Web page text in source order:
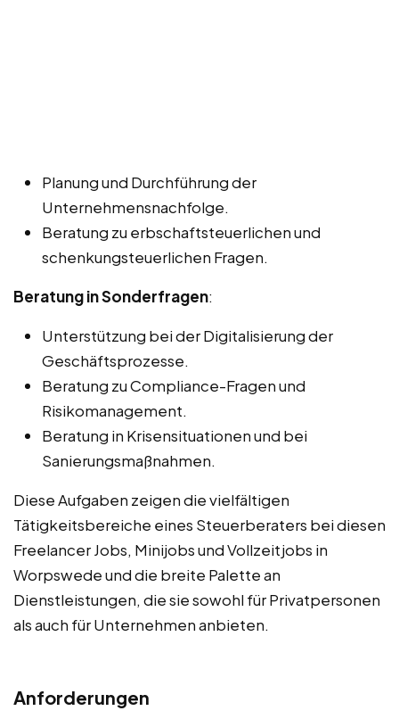
Planung und Durchführung der
Unternehmensnachfolge.
Beratung zu erbschaftsteuerlichen und
schenkungsteuerlichen Fragen.
Beratung in Sonderfragen:
Unterstützung bei der Digitalisierung der
Geschäftsprozesse.
Beratung zu Compliance-Fragen und
Risikomanagement.
Beratung in Krisensituationen und bei
Sanierungsmaßnahmen.
Diese Aufgaben zeigen die vielfältigen
Tätigkeitsbereiche eines Steuerberaters bei diesen
Freelancer Jobs, Minijobs und Vollzeitjobs in
Worpswede und die breite Palette an
Dienstleistungen, die sie sowohl für Privatpersonen
als auch für Unternehmen anbieten.
Anforderungen